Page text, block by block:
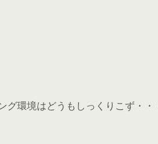
グ環境はどうもしっくりこず・